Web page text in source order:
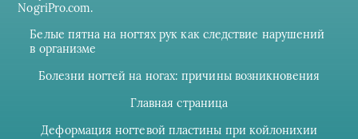
NogriPro.com.
Белые пятна на ногтях рук как следствие нарушений
в организме
Болезни ногтей на ногах: причины возникновения
Главная страница
Деформация ногтевой пластины при койлонихии